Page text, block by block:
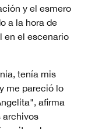
y el esmero
a la hora de
en el escenario
tenía mis
me pareció lo
afirma
archivos